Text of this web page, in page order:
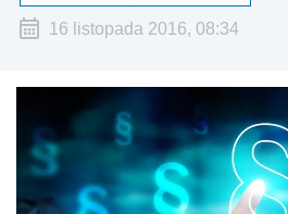
16 listopada 2016, 08:34